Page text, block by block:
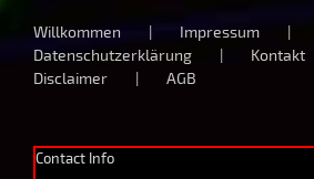
Willkommen
Impressum
Datenschutzerklärung
Kontakt
Disclaimer
AGB
Contact Info